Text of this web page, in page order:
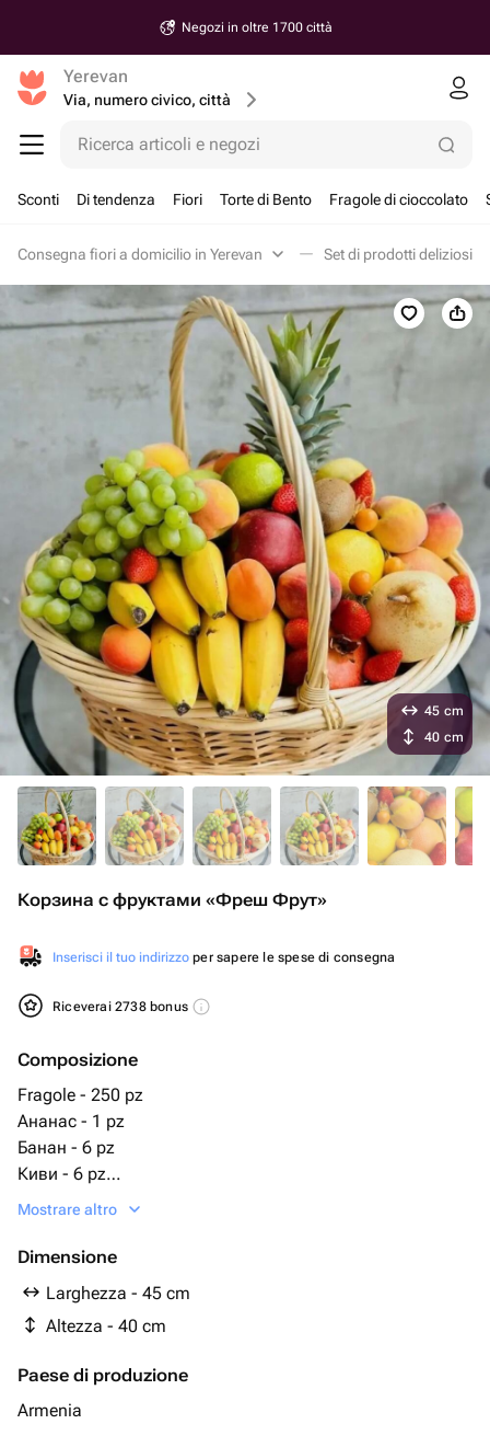
Negozi in oltre 1700 città
Yerevan
Via, numero civico, città
Ricerca articoli e negozi
Sconti Di tendenza Fiori Torte di Bento Fragole di cioccolato
Consegna fiori a domicilio in Yerevan Set di prodotti deliziosi in
Корзина с фруктами «Фреш Фрут»
Inserisci il tuo indirizzo per sapere le spese di consegna
Riceverai 2738 bonus
Composizione
Fragole - 250 pz
Ананас - 1 pz
Банан - 6 pz
Киви - 6 pz
Апельсин - 5 pz
Лимон - 2 pz
Персик - 5 pz
Cesto intrecciato - 1 pz
Абрикос - 5 pz
гранат красный - 1 pz
Mostrare altro
Dimensione
Larghezza - 45 cm
Altezza - 40 cm
Paese di produzione
Armenia
45 cm
40 cm